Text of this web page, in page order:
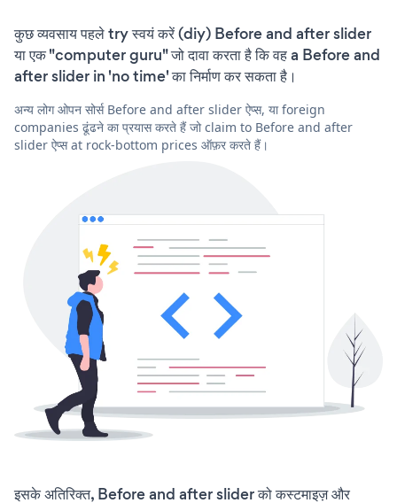
कुछ व्यवसाय पहले try स्वयं करें (diy) Before and after slider
या एक "computer guru" जो दावा करता है कि वह a Before and
after slider in 'no time' का निर्माण कर सकता है।
अन्य लोग ओपन सोर्स Before and after slider ऐप्स, या foreign
companies ढूंढने का प्रयास करते हैं जो claim to Before and after
slider ऐप्स at rock-bottom prices ऑफ़र करते हैं।
इसके अतिरिक्त, Before and after slider को कस्टमाइज़ और